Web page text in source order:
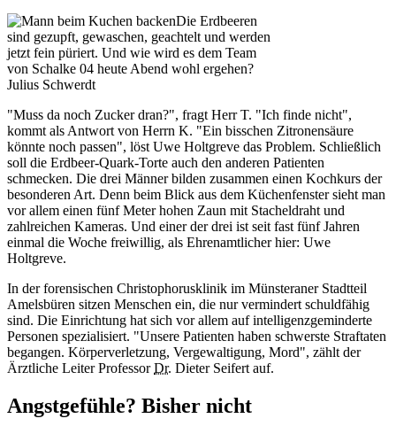
Die Erdbeeren
sind gezupft, gewaschen, geachtelt und werden
jetzt fein püriert. Und wie wird es dem Team
von Schalke 04 heute Abend wohl ergehen?
Julius Schwerdt
"Muss da noch Zucker dran?", fragt Herr T. "Ich finde nicht",
kommt als Antwort von Herrn K. "Ein bisschen Zitronensäure
könnte noch passen", löst Uwe Holtgreve das Problem. Schließlich
soll die Erdbeer-Quark-Torte auch den anderen Patienten
schmecken. Die drei Männer bilden zusammen einen Kochkurs der
besonderen Art. Denn beim Blick aus dem Küchenfenster sieht man
vor allem einen fünf Meter hohen Zaun mit Stacheldraht und
zahlreichen Kameras. Und einer der drei ist seit fast fünf Jahren
einmal die Woche freiwillig, als Ehrenamtlicher hier: Uwe
Holtgreve.
In der forensischen Christophorusklinik im Münsteraner Stadtteil
Amelsbüren sitzen Menschen ein, die nur vermindert schuldfähig
sind. Die Einrichtung hat sich vor allem auf intelligenzgeminderte
Personen spezialisiert. "Unsere Patienten haben schwerste Straftaten
begangen. Körperverletzung, Vergewaltigung, Mord", zählt der
Ärztliche Leiter ProfessorDr. Dieter Seifert auf.
Angstgefühle? Bisher nicht